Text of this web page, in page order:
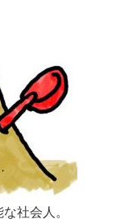
社会人。